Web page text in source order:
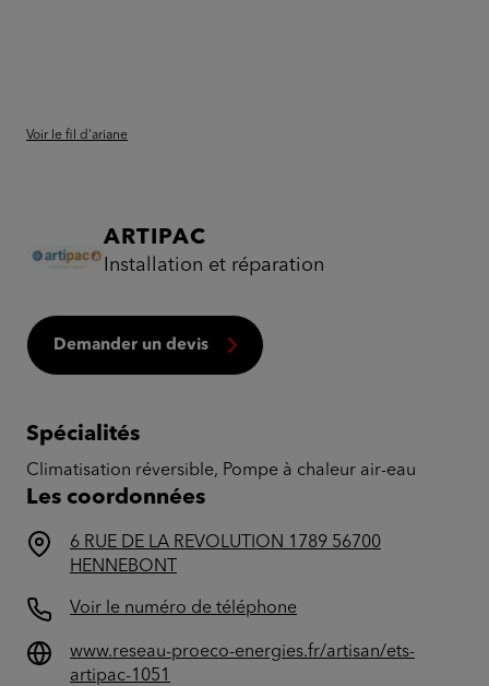
Voir le fil d'ariane
ARTIPAC
Installation et réparation
Demander un devis
Spécialités
Climatisation réversible, Pompe à chaleur air-eau
Les coordonnées
6 RUE DE LA REVOLUTION 1789 56700
HENNEBONT
Voir le numéro de téléphone
www.reseau-proeco-energies.fr/artisan/ets-
artipac-1051